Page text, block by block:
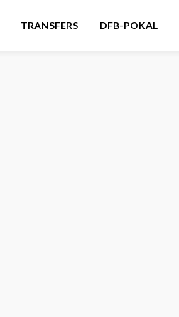
TRANSFERS DFB-POKAL